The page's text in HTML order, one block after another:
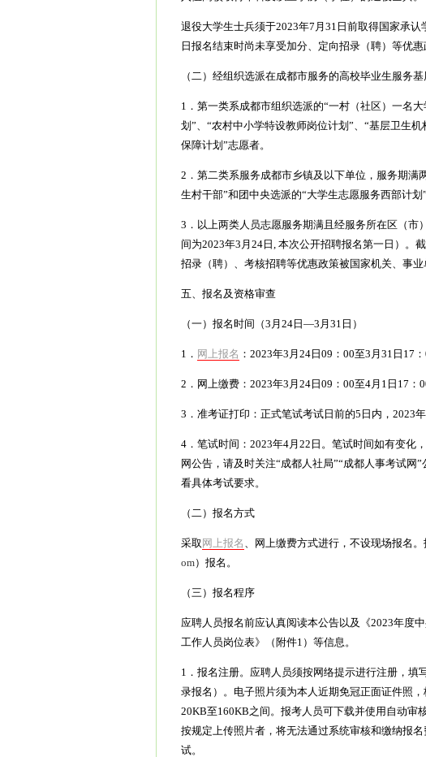
退役大学生士兵须于2023年7月31日前取得国家承
日报名结束时尚未享受加分、定向招录（聘）等优
（二）经组织选派在成都市服务的高校毕业生服务
1．第一类系成都市组织选派的“一村（社区）一名
划”、“农村中小学特设教师岗位计划”、“基层卫生
保障计划”志愿者。
2．第二类系服务成都市乡镇及以下单位，服务期满
生村干部”和团中央选派的“大学生志愿服务西部计划”
3．以上两类人员志愿服务期满且经服务所在区（
间为2023年3月24日, 本次公开招聘报名第一日）。
招录（聘）、考核招聘等优惠政策被国家机关、事业
五、报名及资格审查
（一）报名时间（3月24日—3月31日）
1． 网上报名 ：2023年3月24日09：00至3月31日17：
2．网上缴费：2023年3月24日09：00至4月1日17：
3．准考证打印：正式笔试考试日前的5日内，2023年
4．笔试时间：2023年4月22日。笔试时间如有变化
网公告，请及时关注“成都人社局”“成都人事考试网
看具体考试要求。
（二）报名方式
采取 网上报名 、网上缴费方式进行，不设现场报名
om）报名。
（三）报名程序
应聘人员报名前应认真阅读本公告以及《2023年度
工作人员岗位表》（附件1）等信息。
1．报名注册。应聘人员须按网络提示进行注册，
录报名）。电子照片须为本人近期免冠正面证件照
20KB至160KB之间。报考人员可下载并使用自动审
按规定上传照片者，将无法通过系统审核和缴纳报
试。